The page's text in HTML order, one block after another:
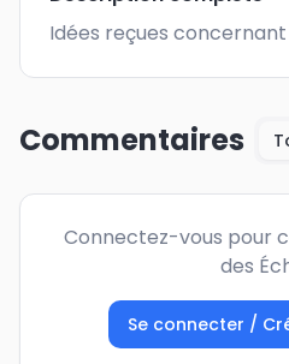
Idées reçues concernant
Commentaires
Connectez-vous pour
des
Se connecter /